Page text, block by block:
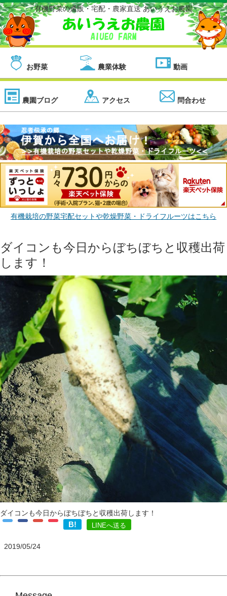
有機野菜の通販・宅配・農家直送 あいうえお農園
お野菜 農業体験 動画
農園ブログ アクセス 問合わせ
有機栽培の野菜宅配セットや乾燥野菜・ドライフルーツはこちら
ダイコンも今日からぼちぼちと収穫出荷
します！
ダイコンも今日からぼちぼちと収穫出荷します！
B! LINEへ送る
2019/05/24